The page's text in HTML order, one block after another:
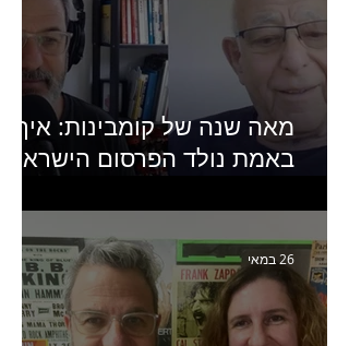
מאה שנה של קומבינות: איך
באמת נולד הפרסום
מחבר הספר "מסע פרסום:
פרקים בחיי הפרסום
26 במאי